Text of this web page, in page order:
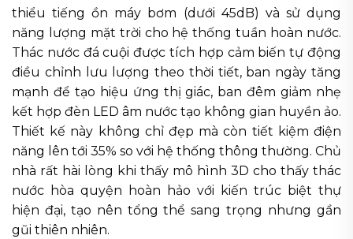
thiểu tiếng ồn máy bơm (dưới 45dB) và sử dụng
năng lượng mặt trời cho hệ thống tuần hoàn nước.
Thác nước đá cuội được tích hợp cảm biến tự động
điều chỉnh lưu lượng theo thời tiết, ban ngày tăng
mạnh để tạo hiệu ứng thị giác, ban đêm giảm nhẹ
kết hợp đèn LED âm nước tạo không gian huyền ảo.
Thiết kế này không chỉ đẹp mà còn tiết kiệm điện
năng lên tới 35% so với hệ thống thông thường. Chủ
nhà rất hài lòng khi thấy mô hình 3D cho thấy thác
nước hòa quyện hoàn hảo với kiến trúc biệt thự
hiện đại, tạo nên tổng thể sang trọng nhưng gần
gũi thiên nhiên.